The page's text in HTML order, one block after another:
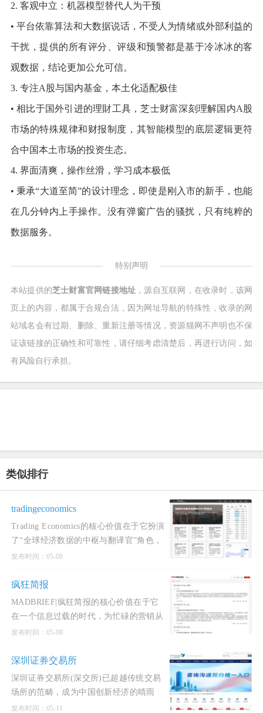
2. 客观中立：机器模型替代人为干预
• 平台依靠算法和大数据说话，不受人为情绪或外部利益的
干扰，提供的所有评分、评级和预警都是基于冷冰冰的客
观数据，结论更加公允可信。
3. 专注A股与国内基金，本土化适配极佳
• 相比于国外引进的理財工具，芝士财富深刻理解国内A股
市场的特殊规律和财报制度，其智能模型的底层逻辑更符
合中国本土市场的投资生态。
4. 界面清爽，操作丝滑，学习成本极低
• 秉承“大道至简”的设计理念，即使是刚入市的新手，也能
在几分钟内上手操作。没有弹窗广告的骚扰，只有纯粹的
数据服务。
特别声明
本站提供的芝士财富官网链接地址 ，源自互联网，在收录时，该网
页上的内容，都属于合规合法，因为网址导航的特殊性，收录的网
站域名会有过期、删除、重新注册等情况，资源猫网不声明也不保
证该链接的正确性和可靠性，请仔细考虑清楚后，再进行访问，如
有风险自行承担。
类似排行
tradingeconomics
Trading Economics的核心价值在于它扮演
了“全球经济数据的中枢与翻译官”角色，
将杂乱、分散、格式不一的官方原始数
发布时间：05-08
疯狂简报
MADBRIEF|疯狂简报的核心价值在于它
在一个信息过载的时代，为忙碌的营销从
业者扮演了“专业信息过滤者”、“创意灵感
发布时间：05-08
深圳证券交易所
深圳证券交易所(深交所)已超越传统交易
场所的范畴，成为中国创新经济的晴雨
表、发动机和催化剂。它通过其层次分
发布时间：05-11